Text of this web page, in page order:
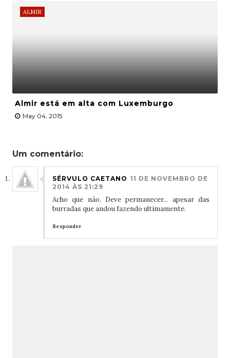
ALMIR
Almir está em alta com Luxemburgo
May 04, 2015
Um comentário:
SÉRVULO CAETANO 11 DE NOVEMBRO DE
2014 ÀS 21:29
Acho que não. Deve permanecer... apesar das
burradas que andou fazendo ultimamente.
Responder